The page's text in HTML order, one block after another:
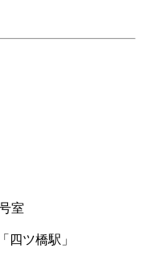
室
四ツ橋駅」